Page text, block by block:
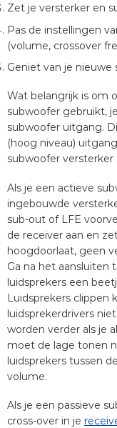
Zet je versterker en
Pas de instellingen
(volume, crossover
Geniet van je nieuwe
Wat belangrijk is om
subwoofer gebruikt,
subwoofer uitgang.
(hoog niveau)
subwoofer versterker
Als je een actieve
ingebouwde
sub-out of LFE
de receiver aan en
hoogdoorlaat, geen
Ga na het aansluiten
luidsprekers een
Luidsprekers clippen
luidsprekerdrivers
worden verder als je
moet de lage tonen
luidsprekers tussen
volume.
Als je een passieve
cross-over in je